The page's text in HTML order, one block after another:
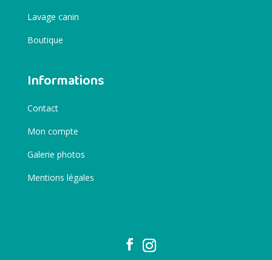
Lavage canin
Boutique
Informations
Contact
Mon compte
Galerie photos
Mentions légales